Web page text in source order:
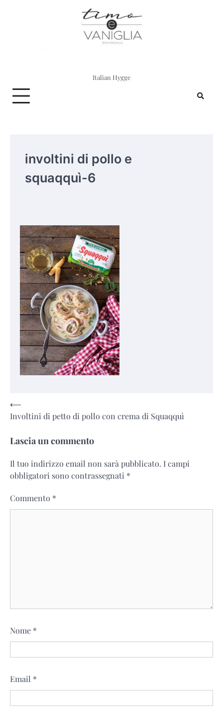
Italian Hygge
involtini di pollo e
squaqquì-6
Navigazione
articoli
⟵
Involtini di petto di pollo con crema di Squaqquì
Lascia un commento
Il tuo indirizzo email non sarà pubblicato. I campi
obbligatori sono contrassegnati *
Commento *
Nome *
Email *